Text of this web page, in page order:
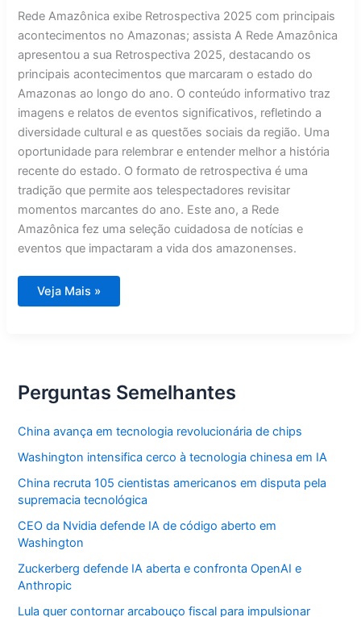
Rede Amazônica exibe Retrospectiva 2025 com principais
acontecimentos no Amazonas; assista A Rede Amazônica
apresentou a sua Retrospectiva 2025, destacando os
principais acontecimentos que marcaram o estado do
Amazonas ao longo do ano. O conteúdo informativo traz
imagens e relatos de eventos significativos, refletindo a
diversidade cultural e as questões sociais da região. Uma
oportunidade para relembrar e entender melhor a história
recente do estado. O formato de retrospectiva é uma
tradição que permite aos telespectadores revisitar
momentos marcantes do ano. Este ano, a Rede
Amazônica fez uma seleção cuidadosa de notícias e
eventos que impactaram a vida dos amazonenses.
Amazônia
em
na
Rede
Veja Mais »
Perguntas Semelhantes
China avança em tecnologia revolucionária de chips
Washington intensifica cerco à tecnologia chinesa em IA
China recruta 105 cientistas americanos em disputa pela
supremacia tecnológica
CEO da Nvidia defende IA de código aberto em
Washington
Zuckerberg defende IA aberta e confronta OpenAI e
Anthropic
Lula quer contornar arcabouço fiscal para impulsionar